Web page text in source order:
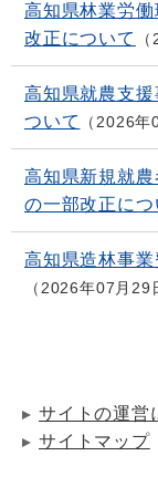
高知県林業労
改正について
高知県就農支
ついて
2026年
高知県新規就
の一部改正につ
高知県造林事
2026年07月29
サイトの運営
サイトマップ